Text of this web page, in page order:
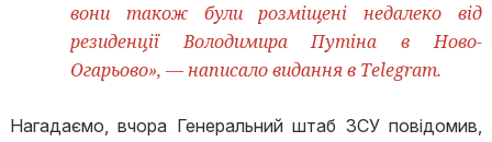
вони також були розміщені недалеко від
резиденції Володимира Путіна в Ново-
Огарьово», — написало видання в Telegram.
Нагадаємо, вчора Генеральний штаб ЗСУ повідомив,